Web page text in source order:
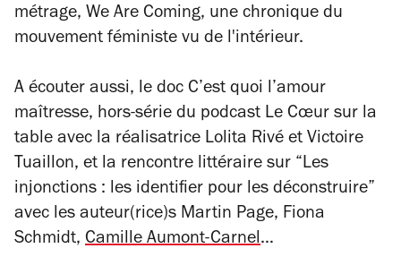
métrage, We Are Coming, une chronique du
mouvement féministe vu de l'intérieur.
A écouter aussi, le doc C’est quoi l’amour
maîtresse, hors-série du podcast Le Cœur sur la
table avec la réalisatrice Lolita Rivé et Victoire
Tuaillon, et la rencontre littéraire sur “Les
injonctions : les identifier pour les déconstruire”
avec les auteur(rice)s Martin Page, Fiona
Schmidt, Camille Aumont-Carnel…